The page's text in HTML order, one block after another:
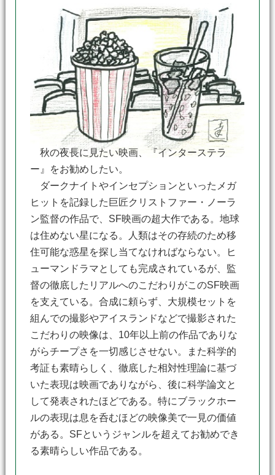
秋の夜長に見たい映画、『インターステラ
ー』をお勧めしたい。
ダークナイトやインセプションといったメガ
ヒットを記録した巨匠クリストファー・ノーラ
ン監督の作品で、SF映画の超大作である。地球
は住めない星になる。人類はその存続のため移
住可能な惑星を探し当てなければならない。ヒ
ューマンドラマとしても完成されているが、監
督の徹底したリアルへのこだわりがこのSF映画
を支えている。合成に頼らず、大規模セットを
組んでの撮影やアイスランドなどで撮影された
こだわりの映像は、10年以上前の作品でありな
がらチープさを一切感じさせない。また科学的
考証も素晴らしく、徹底した相対性理論に基づ
いた表現は映画でありながら、後に科学論文と
して発表されたほどである。特にブラックホー
ルの表現は息を呑むほどの映像美で一見の価値
がある。SFというジャンルを超えてお勧めでき
る素晴らしい作品である。